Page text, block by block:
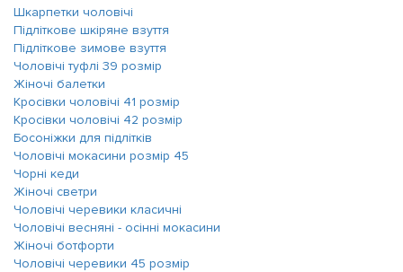
Шкарпетки чоловічі
Підліткове шкіряне взуття
Підліткове зимове взуття
Чоловічі туфлі 39 розмір
Жіночі балетки
Кросівки чоловічі 41 розмір
Кросівки чоловічі 42 розмір
Босоніжки для підлітків
Чоловічі мокасини розмір 45
Чорні кеди
Жіночі светри
Чоловічі черевики класичні
Чоловічі весняні - осінні мокасини
Жіночі ботфорти
Чоловічі черевики 45 розмір